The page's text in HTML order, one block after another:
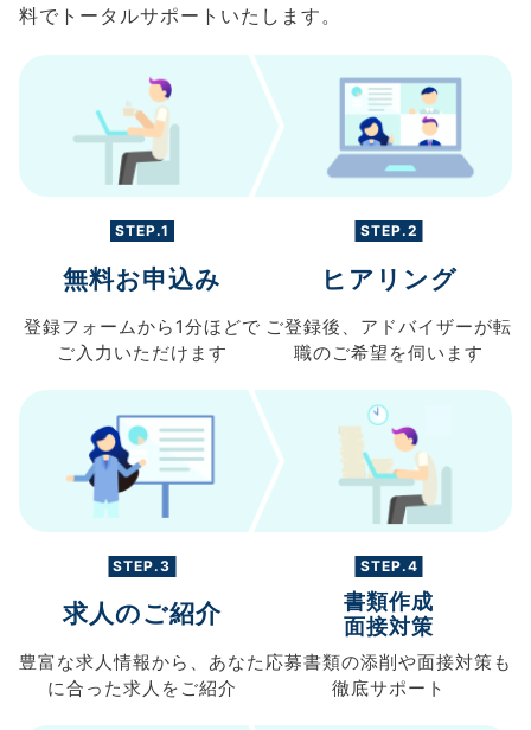
料でトータルサポートいたします。
STEP.1
無料お申込み
登録フォームから 1分ほどで
ご入力 いただけます
STEP.2
ヒアリング
ご登録後、 アドバイザーが転
職のご希望を伺います
STEP.3
求人のご紹介
豊富な求人情報から、 あなた
に合った求人を ご紹介
STEP.4
書類作成
面接対策
応募書類の添削や面接対策も
徹底サポート